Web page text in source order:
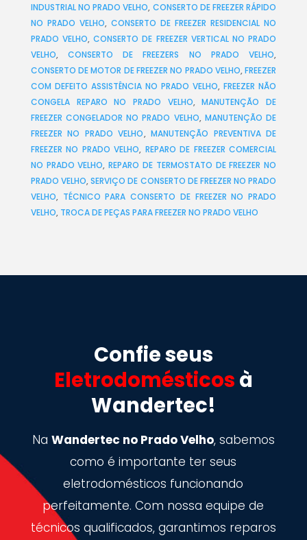
INDUSTRIAL NO PRADO VELHO, CONSERTO DE FREEZER RÁPIDO
NO PRADO VELHO, CONSERTO DE FREEZER RESIDENCIAL NO
PRADO VELHO,CONSERTO DE FREEZER VERTICAL NO PRADO
VELHO,CONSERTO DE FREEZERS NO PRADO VELHO,
CONSERTO DE MOTOR DE FREEZER NO PRADO VELHO,FREEZER
COM DEFEITO ASSISTÊNCIA NO PRADO VELHO,FREEZER NÃO
CONGELA REPARO NO PRADO VELHO,MANUTENÇÃO DE
FREEZER CONGELADOR NO PRADO VELHO, MANUTENÇÃO DE
FREEZER NO PRADO VELHO,MANUTENÇÃO PREVENTIVA DE
FREEZER NO PRADO VELHO, REPARO DE FREEZER COMERCIAL
NO PRADO VELHO,REPARO DE TERMOSTATO DE FREEZER NO
PRADO VELHO,SERVIÇO DE CONSERTO DE FREEZER NO PRADO
VELHO, TÉCNICO PARA CONSERTO DE FREEZER NO PRADO
VELHO, TROCA DE PEÇAS PARA FREEZER NO PRADO VELHO
Confie seus
Eletrodomésticos à
Wandertec!
Na Wandertec no Prado Velho, sabemos
como é importante ter seus
eletrodomésticos funcionando
perfeitamente. Com nossa equipe de
técnicos qualificados, garantimos reparos